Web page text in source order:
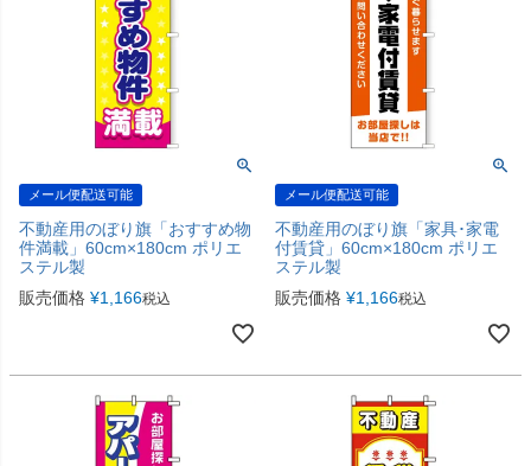
メール便配送可能
不動産用のぼり旗「おすすめ物
件満載」60cm×180cm ポリエ
ステル製
販売価格 ¥1,166税込
メール便配送可能
不動産用のぼり旗「家具･家電
付賃貸」60cm×180cm ポリエ
ステル製
販売価格 ¥1,166税込